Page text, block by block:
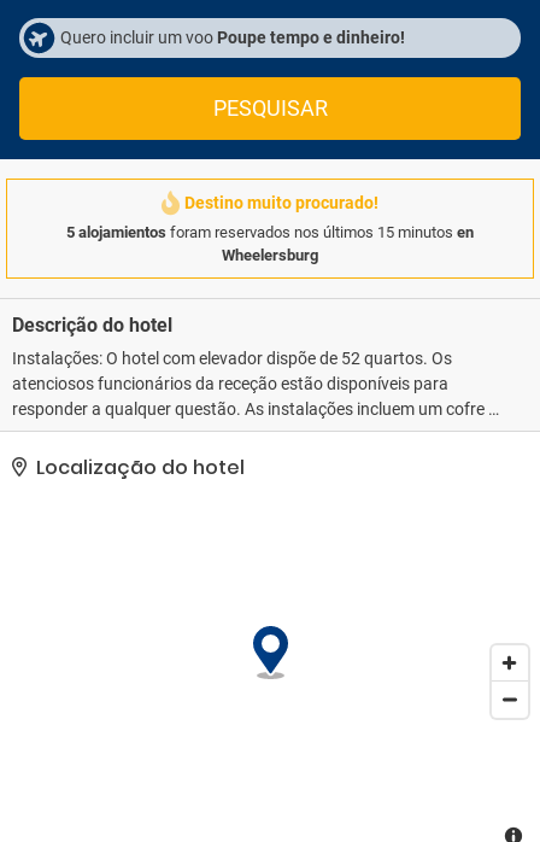
Quero incluir um voo Poupe tempo e dinheiro!
PESQUISAR
Destino muito procurado!
5 alojamientos foram reservados nos últimos 15 minutos en
Wheelersburg
Descrição do hotel
Instalações: O hotel com elevador dispõe de 52 quartos. Os
atenciosos funcionários da receção estão disponíveis para
responder a qualquer questão. As instalações incluem um cofre e
uma máquina de bebidas. O alojamento dispõe de acesso a wi-fi.
O estabelecimento oferece uma série de instalações e serviços
adaptados a pessoas com mobilidade reduzida. O hotel dispõe de
assistência médica, serviço de quartos, um serviço de lavandaria e
uma lavandaria automática. O jornal diário está ao dispor dos
hóspedes sem custos adicionais. O centro de negócios dispõe de
Localização do hotel